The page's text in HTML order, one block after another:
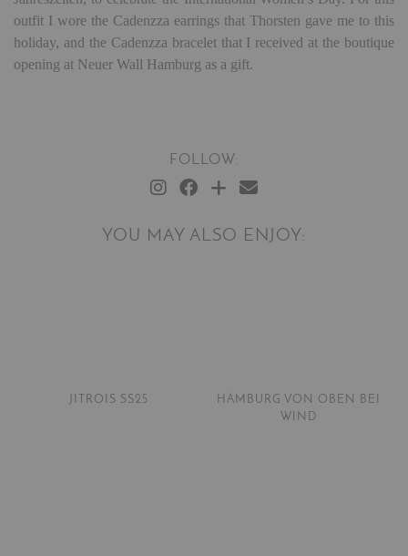
outfit I wore the Cadenzza earrings that Thorsten gave me to this
holiday, and the Cadenzza bracelet that I received at the boutique
opening at Neuer Wall Hamburg as a gift.
FOLLOW:
YOU MAY ALSO ENJOY:
JITROIS SS25
HAMBURG VON OBEN BEI
WIND